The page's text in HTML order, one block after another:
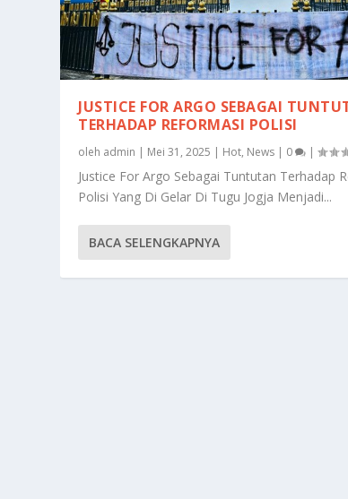
JUSTICE FOR ARGO SEBAGAI
TERHADAP REFORMASI POLISI
oleh admin | Mei 31, 2025 | Hot, News | 0 |
Justice For Argo Sebagai Tuntutan Terhadap
Polisi Yang Di Gelar Di Tugu Jogja Menjadi...
BACA SELENGKAPNYA